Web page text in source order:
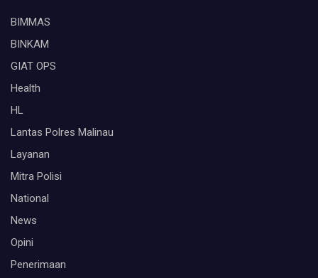
BIMMAS
BINKAM
GIAT OPS
Health
HL
Lantas Polres Malinau
Layanan
Mitra Polisi
National
News
Opini
Penerimaan